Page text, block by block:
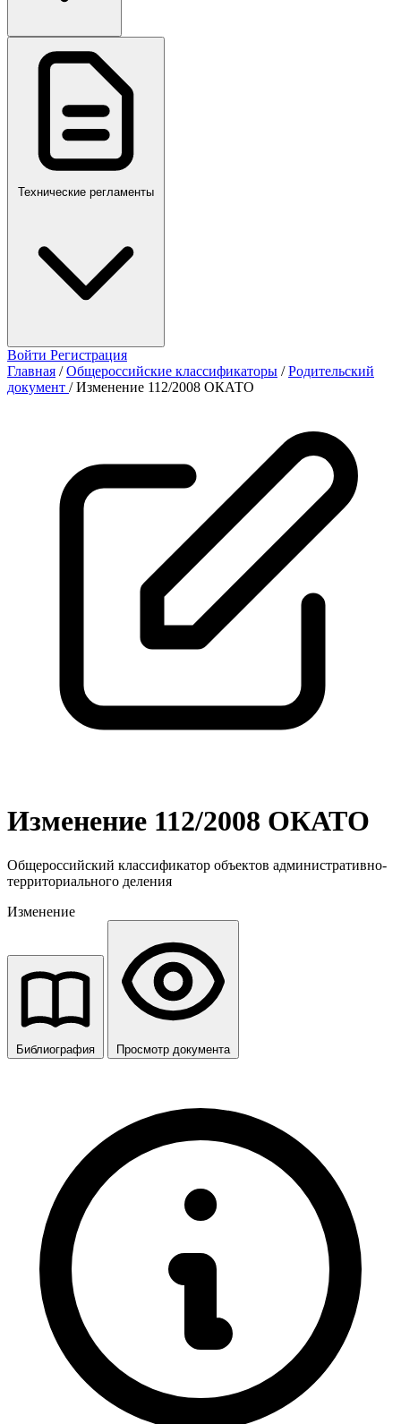
ПР,Р,ПМГ,РМГ
Технические регламенты
Войти Регистрация
Главная / Общероссийские классификаторы / Родительский
документ / Изменение 112/2008 ОКАТО
Изменение 112/2008 ОКАТО
Общероссийский классификатор объектов административно-
территориального деления
Изменение
Библиография Просмотр документа